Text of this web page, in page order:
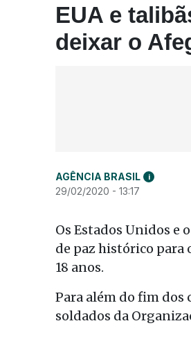
EUA e
deixar o
AGÊNCIA BRASIL i
29/02/2020 - 13:17
Os Estados Unidos e
de paz histórico para
18 anos.
Para além do fim dos
soldados da